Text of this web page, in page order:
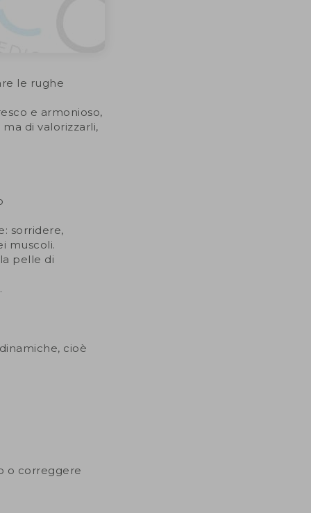
le rughe
e armonioso,
di valorizzarli,
sorridere,
muscoli.
pelle di
cioè
o correggere